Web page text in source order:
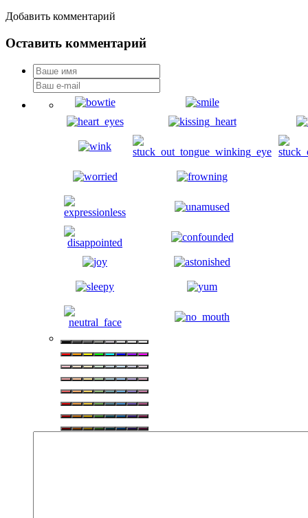
Добавить комментарий
Оставить комментарий